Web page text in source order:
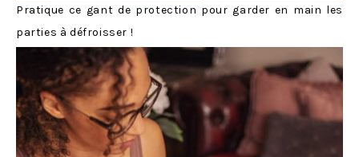
Pratique ce gant de protection pour garder en main les
parties à défroisser !